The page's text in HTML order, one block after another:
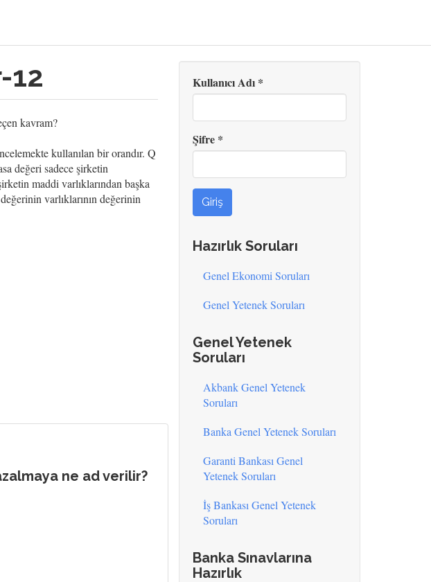
12
kavram?
kullanılan bir orandır. Q
değeri sadece şirketin
maddi varlıklarından başka
varlıklarının değerinin
ne ad verilir?
Kullanıcı Adı *
Şifre *
Giriş
Hazırlık Soruları
Genel Ekonomi Soruları
Genel Yetenek Soruları
Genel Yetenek
Soruları
Akbank Genel Yetenek
Soruları
Banka Genel Yetenek Soruları
Garanti Bankası Genel
Yetenek Soruları
İş Bankası Genel Yetenek
Soruları
Banka Sınavlarına
Hazırlık